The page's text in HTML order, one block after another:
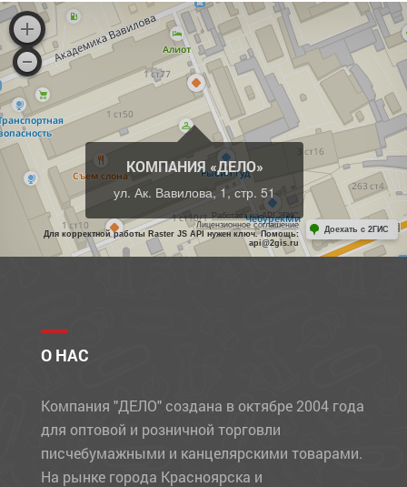
КОМПАНИЯ «ДЕЛО»
ул. Ак. Вавилова, 1, стр. 51
Работает на API 2ГИС
Лицензионное соглашение
Для корректной работы Raster JS API нужен ключ. Помощь:
api@2gis.ru
Доехать с 2ГИС
О НАС
Компания "ДЕЛО" создана в октябре 2004 года
для оптовой и розничной торговли
писчебумажными и канцелярскими товарами.
На рынке города Красноярска и